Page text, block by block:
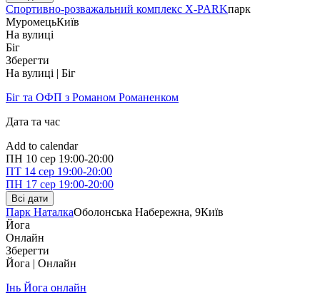
Спортивно-розважальний комплекс X-PARKпарк
МуромецьКиїв
На вулиці
Біг
Зберегти
На вулиці | Біг
Біг та ОФП з Романом Романенком
Дата та час
Add to calendar
ПН 10 сер 19:00-20:00
ПТ 14 сер 19:00-20:00
ПН 17 сер 19:00-20:00
Всі дати
Парк НаталкаОболонська Набережна, 9Київ
Йога
Онлайн
Зберегти
Йога | Онлайн
Інь Йога онлайн